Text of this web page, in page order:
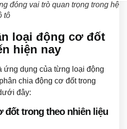
đóng vai trò quan trọng trong hệ
tô
loại động cơ đốt
hiện nay
ứng dụng của từng loại động
chia động cơ đốt trong
đây:
đốt trong theo nhiên liệu